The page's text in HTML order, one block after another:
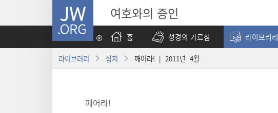
JW.ORG 여호와의 증인
홈
성경의 가르침 라이브러리
라이브러리 잡지 깨어라! | 2011년 4월
깨어라!